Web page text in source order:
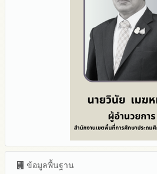
ข้อมูลพื้นฐาน